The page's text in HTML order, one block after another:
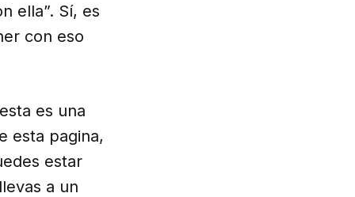
ella”. Sí, es
con eso
es una
esta pagina,
estar
a un